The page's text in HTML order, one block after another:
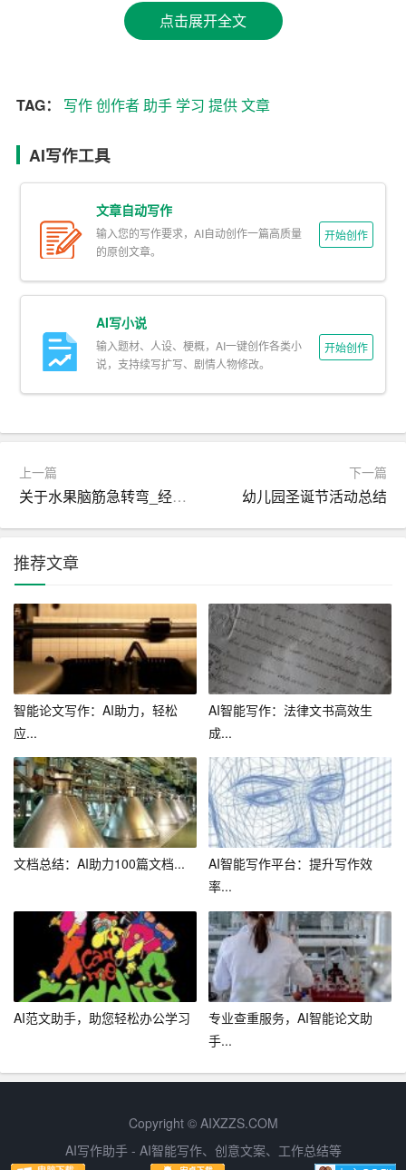
创作者提供各种创意素材、案例、观点等，激发创作灵
感。在写作过程中，创作者可以随时调用AI助手，获取灵
3. 提升写作水平
AI写作助手可以针对创作者的写作风格、用词习惯等进行
分析，提供个性化的写作建议。通过不断
二、AI写作助手的优势
AI写作助手可以自动完成许多繁琐的写作任务，如整理资
料、校对语法、排版等，让创作者将更多精力投入到创作
本身。
公正地评价文章质量，为创作者提供真实的反馈。
3. 持续学习
法和知识体系，为创作者提供更优质的服务。
三、从新手到高手：如何利用AI写作助手成长
1. 基础阶段：学习写作技巧
对于写作新手来说，首先要掌握基本的写作技巧。AI写作
助手可以提供丰富的写作教程、案例等资源，帮助新手快
速入门。在此阶段，创作者可以跟随AI助手，逐步提升自
己的写作水平。
2. 进阶阶段：发挥创意
在掌握基础写作技巧后，创作者可以尝试发挥自己的创
意，进行创新性写作。AI写作助手可以提供各种创意素
化表达。
3. 高级阶段：形成独特风格
在写作过程中，创作者应不断总结经验，形成自己的独特
风格。AI写作助手可以分析创作者的写作风格，提供有针
写作是一项持续性的工作，创作者应保持学习的心态，不
断提升自己的写作水平。AI写作助手可以陪伴创作者度过
点击展开全文
TAG： 写作创作者助手 学习 提供文章
AI写作工具
文章自动写作
输入您的写作要求，AI自动创作一篇高质量
的原创文章。
开始创作
AI写小说
输入题材、人设、梗概，AI一键创作各类小
说，支持续写扩写、剧情人物修改。
开始创作
上一篇
关于水果脑筋急转弯_经典脑筋急转弯
下一篇
幼儿园圣诞节活动总结
推荐文章
智能论文写作：AI助力，轻松
应...
AI智能写作：法律文书高效生
成...
文档总结：AI助力100篇文档...
AI智能写作平台：提升写作效
率...
AI范文助手，助您轻松办公学习
专业查重服务，AI智能论文助
手...
Copyright © AIXZZS.COM
AI写作助手 - AI智能写作、创意文案、工作总结等